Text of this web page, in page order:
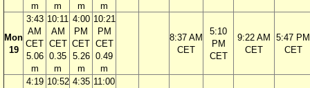
m
m
m
m
Mon
19
3:43
AM
CET
5.06
m
10:11
AM
CET
0.35
m
4:00
PM
CET
5.26
m
10:21
PM
CET
0.49
m
8:37 AM
CET
5:10
PM
CET
9:22 AM
CET
5:47 PM
CET
4:19 10:52 4:35 11:00